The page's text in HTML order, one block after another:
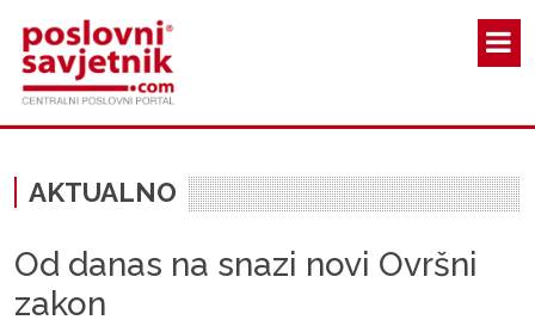
AKTUALNO
Od danas na snazi novi Ovršni
zakon